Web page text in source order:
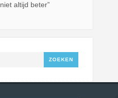
altijd beter”